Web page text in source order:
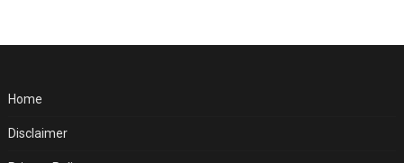
Home
Disclaimer